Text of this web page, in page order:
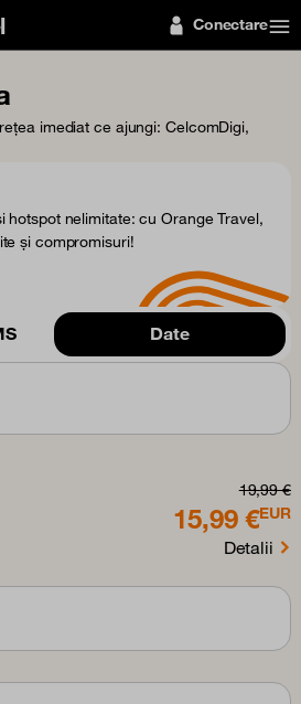
Conectare
imediat ce ajungi: CelcomDigi,
hotspot nelimitate: cu Orange Travel,
și compromisuri!
Date
19,99 €
15,99 €EUR
Detalii